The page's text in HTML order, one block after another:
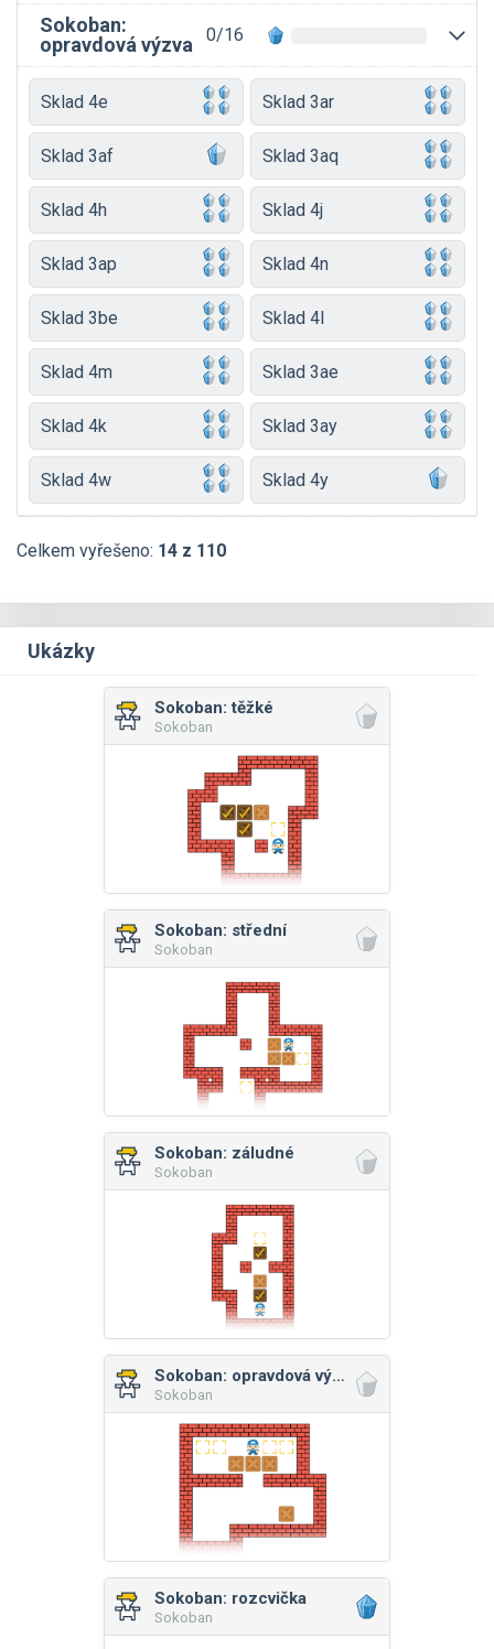
Sokoban:
opravdová výzva
0/16
Sklad 4e Sklad 3ar
Sklad 3af Sklad 3aq
Sklad 4h Sklad 4j
Sklad 3ap Sklad 4n
Sklad 3be Sklad 4l
Sklad 4m Sklad 3ae
Sklad 4k Sklad 3ay
Sklad 4w Sklad 4y
Celkem vyřešeno: 14 z 110
Ukázky
Sokoban: těžké
Sokoban
Sokoban: střední
Sokoban
Sokoban: záludné
Sokoban
Sokoban: opravdová výzva
Sokoban
Sokoban: rozcvička
Sokoban